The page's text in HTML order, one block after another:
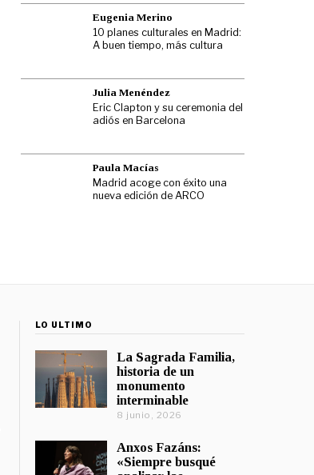
Eugenia Merino
10 planes culturales en Madrid:
A buen tiempo, más cultura
Julia Menéndez
Eric Clapton y su ceremonia del
adiós en Barcelona
Paula Macías
Madrid acoge con éxito una
nueva edición de ARCO
LO ÚLTIMO
La Sagrada Familia,
historia de un
monumento
interminable
8 junio, 2026
Anxos Fazáns:
«Siempre busqué